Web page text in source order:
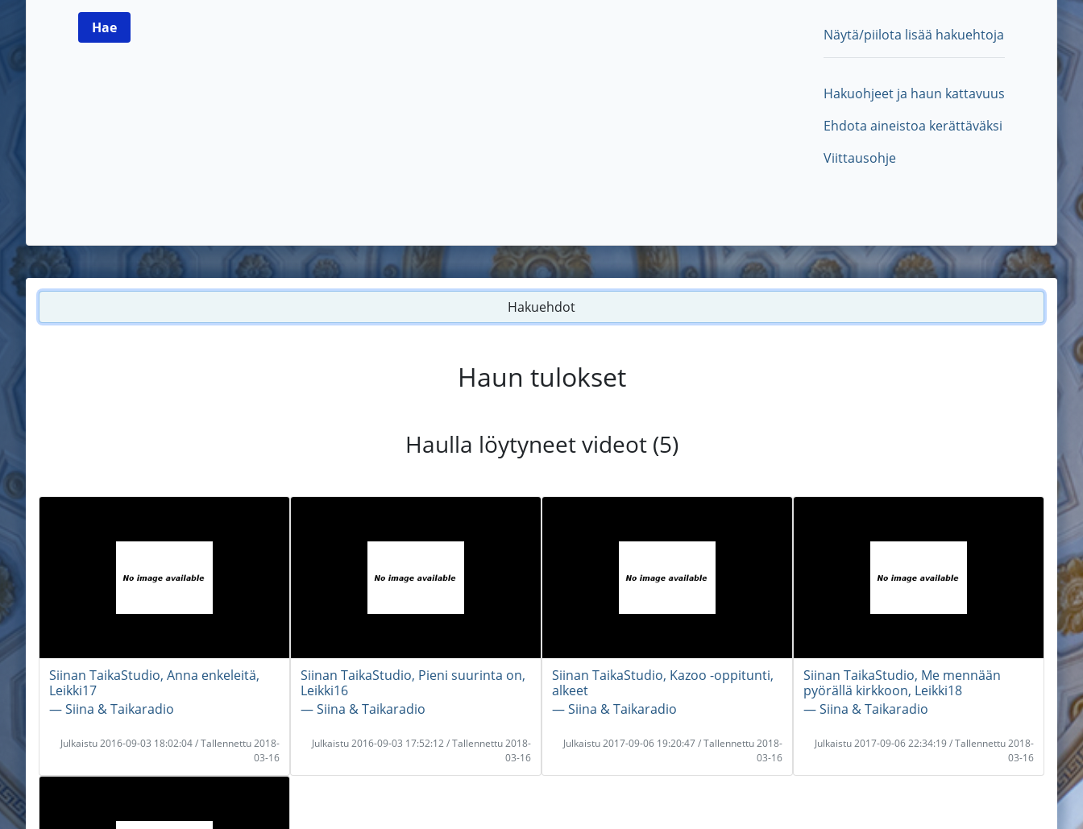
Näytä/piilota lisää hakuehtoja
Hakuohjeet ja haun kattavuus
Ehdota aineistoa kerättäväksi
Viittausohje
Hakuehdot
Haun tulokset
Haulla löytyneet videot (5)
Siinan TaikaStudio, Anna enkeleitä,
Leikki17
― Siina & Taikaradio
Julkaistu 2016-09-03 18:02:04 / Tallennettu 2018-
03-16
Siinan TaikaStudio, Pieni suurinta on,
Leikki16
― Siina & Taikaradio
Julkaistu 2016-09-03 17:52:12 / Tallennettu 2018-
03-16
Siinan TaikaStudio, Kazoo -oppitunti,
alkeet
― Siina & Taikaradio
Julkaistu 2017-09-06 19:20:47 / Tallennettu 2018-
03-16
Siinan TaikaStudio, Me mennään
pyörällä kirkkoon, Leikki18
― Siina & Taikaradio
Julkaistu 2017-09-06 22:34:19 / Tallennettu 2018-
03-16